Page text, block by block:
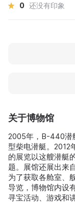
关于博物馆
2005年，B-440潜
型柴电潜艇。2012
的展览以这艘潜艇
题。展馆还展出来
为了获取各舱室、
导览，博物馆内设
寻宝活动、游戏和
0 还没有印象